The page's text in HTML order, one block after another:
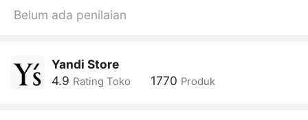
Belum ada penilaian
Yandi Store
4.9 Rating Toko 1770 Produk